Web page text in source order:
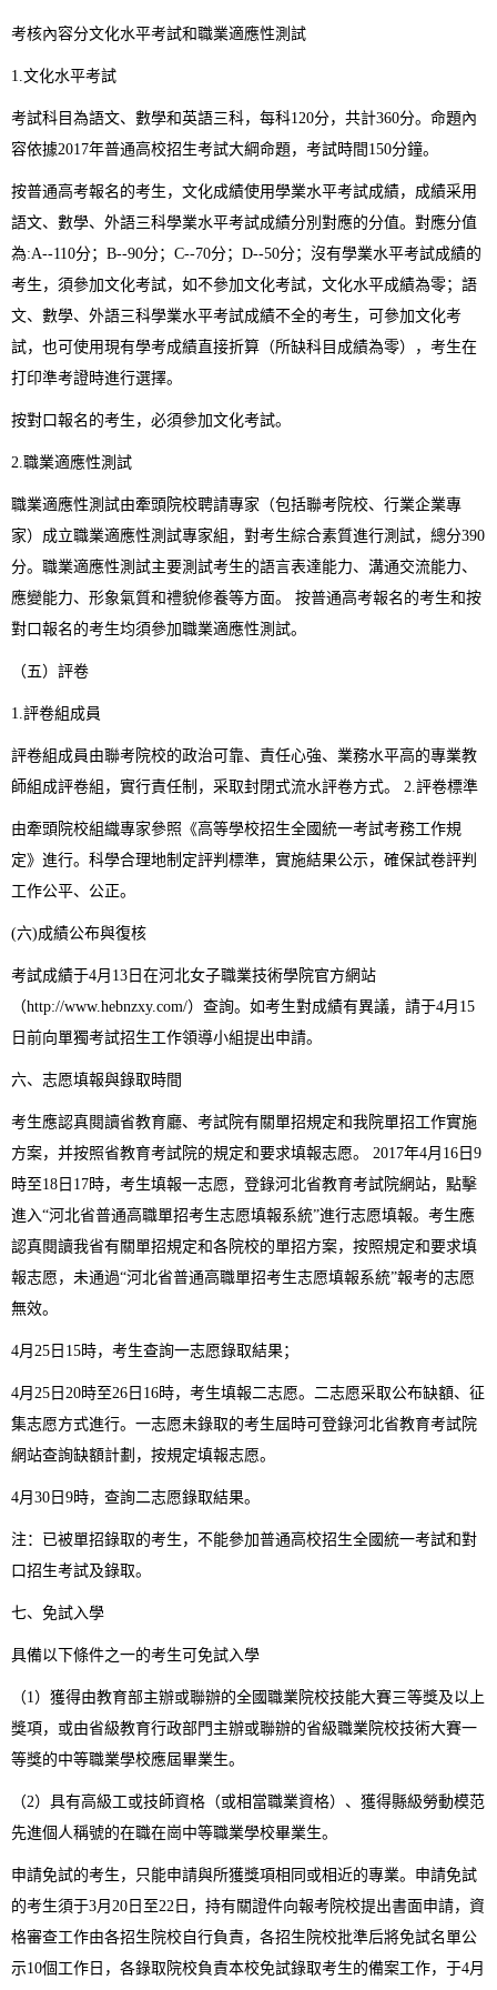
考核內容分文化水平考試和職業適應性測試
1.文化水平考試
考試科目為語文、數學和英語三科，每科120分，共計360分。命題內
容依據2017年普通高校招生考試大綱命題，考試時間150分鐘。
按普通高考報名的考生，文化成績使用學業水平考試成績，成績采用
語文、數學、外語三科學業水平考試成績分別對應的分值。對應分值
為:A--110分；B--90分；C--70分；D--50分；沒有學業水平考試成績的
考生，須參加文化考試，如不參加文化考試，文化水平成績為零；語
文、數學、外語三科學業水平考試成績不全的考生，可參加文化考
試，也可使用現有學考成績直接折算（所缺科目成績為零），考生在
打印準考證時進行選擇。
按對口報名的考生，必須參加文化考試。
2.職業適應性測試
職業適應性測試由牽頭院校聘請專家（包括聯考院校、行業企業專
家）成立職業適應性測試專家組，對考生綜合素質進行測試，總分390
分。職業適應性測試主要測試考生的語言表達能力、溝通交流能力、
應變能力、形象氣質和禮貌修養等方面。 按普通高考報名的考生和按
對口報名的考生均須參加職業適應性測試。
（五）評卷
1.評卷組成員
評卷組成員由聯考院校的政治可靠、責任心強、業務水平高的專業教
師組成評卷組，實行責任制，采取封閉式流水評卷方式。 2.評卷標準
由牽頭院校組織專家參照《高等學校招生全國統一考試考務工作規
定》進行。科學合理地制定評判標準，實施結果公示，確保試卷評判
工作公平、公正。
(六)成績公布與復核
考試成績于4月13日在河北女子職業技術學院官方網站
（http://www.hebnzxy.com/）查詢。如考生對成績有異議，請于4月15
日前向單獨考試招生工作領導小組提出申請。
六、志愿填報與錄取時間
考生應認真閱讀省教育廳、考試院有關單招規定和我院單招工作實施
方案，并按照省教育考試院的規定和要求填報志愿。 2017年4月16日9
時至18日17時，考生填報一志愿，登錄河北省教育考試院網站，點擊
進入“河北省普通高職單招考生志愿填報系統”進行志愿填報。考生應
認真閱讀我省有關單招規定和各院校的單招方案，按照規定和要求填
報志愿，未通過“河北省普通高職單招考生志愿填報系統”報考的志愿
無效。
4月25日15時，考生查詢一志愿錄取結果；
4月25日20時至26日16時，考生填報二志愿。二志愿采取公布缺額、征
集志愿方式進行。一志愿未錄取的考生屆時可登錄河北省教育考試院
網站查詢缺額計劃，按規定填報志愿。
4月30日9時，查詢二志愿錄取結果。
注：已被單招錄取的考生，不能參加普通高校招生全國統一考試和對
口招生考試及錄取。
七、免試入學
具備以下條件之一的考生可免試入學
（1）獲得由教育部主辦或聯辦的全國職業院校技能大賽三等獎及以上
獎項，或由省級教育行政部門主辦或聯辦的省級職業院校技術大賽一
等獎的中等職業學校應屆畢業生。
（2）具有高級工或技師資格（或相當職業資格）、獲得縣級勞動模范
先進個人稱號的在職在崗中等職業學校畢業生。
申請免試的考生，只能申請與所獲獎項相同或相近的專業。申請免試
的考生須于3月20日至22日，持有關證件向報考院校提出書面申請，資
格審查工作由各招生院校自行負責，各招生院校批準后將免試名單公
示10個工作日，各錄取院校負責本校免試錄取考生的備案工作，于4月